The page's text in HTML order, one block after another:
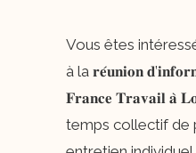
Vous êtes
à la 𝐫𝐞́𝐮𝐧𝐢𝐨𝐧
𝐅𝐫𝐚𝐧𝐜𝐞 𝐓𝐫𝐚𝐯𝐚𝐢𝐥 𝐚̀
temps collectif de